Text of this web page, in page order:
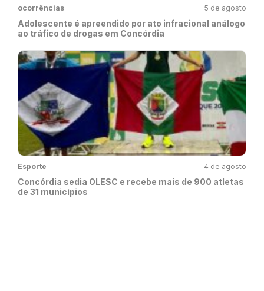
ocorrências 5 de agosto
Adolescente é apreendido por ato infracional análogo
ao tráfico de drogas em Concórdia
Esporte 4 de agosto
Concórdia sedia OLESC e recebe mais de 900 atletas
de 31 municípios